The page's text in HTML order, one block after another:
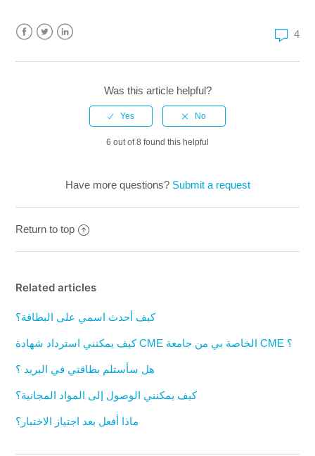
هل دروسك معترف بها دوليا؟ 4
Was this article helpful?
6 out of 8 found this helpful
Have more questions? Submit a request
Return to top
Related articles
كيف أحدث اسمي على البطاقة؟
كيف يمكنني استرداد شهادة CME الخاصة بي من جامعة CME ؟
هل سأستلم بطاقتي في البريد ؟
كيف يمكنني الوصول إلى المواد المجانية؟
ماذا أفعل بعد اجتياز الاختبار؟